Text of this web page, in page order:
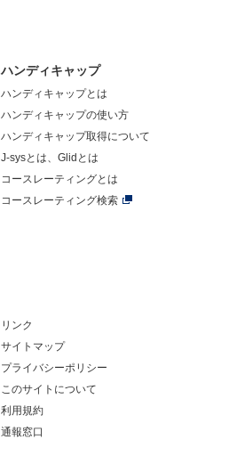
ハンディキャップ
ハンディキャップとは
ハンディキャップの使い方
ハンディキャップ取得について
J-sysとは、Glidとは
コースレーティングとは
コースレーティング検索
リンク
サイトマップ
プライバシーポリシー
このサイトについて
利用規約
通報窓口